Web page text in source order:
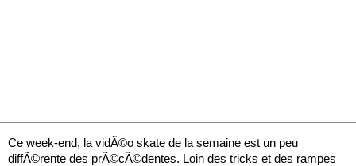
Ce week-end, la vidÃ©o skate de la semaine est un peu
diffÃ©rente des prÃ©cÃ©dentes. Loin des tricks et des rampes